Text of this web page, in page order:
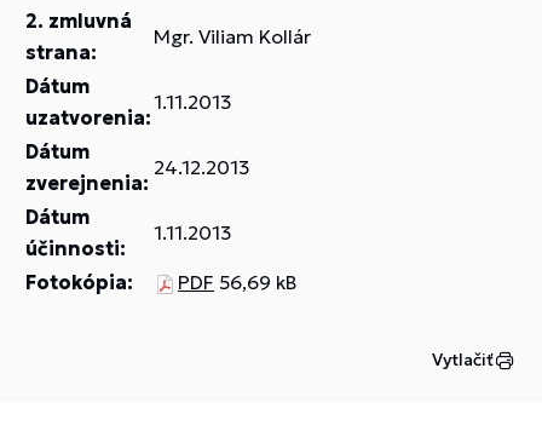
2. zmluvná
strana:
Mgr. Viliam Kollár
Dátum
uzatvorenia:
1.11.2013
Dátum
zverejnenia:
24.12.2013
Dátum
účinnosti:
1.11.2013
Fotokópia: PDF 56,69 kB
Vytlačiť